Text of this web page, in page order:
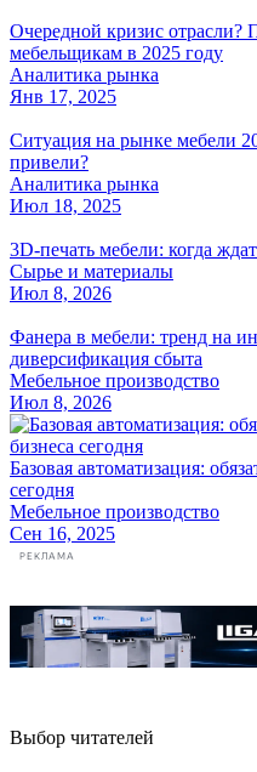
Очередной кризис отрасли?
мебельщикам в 2025 году
Аналитика рынка
Янв 17, 2025
Ситуация на рынке мебели
привели?
Аналитика рынка
Июл 18, 2025
3D-печать мебели: когда
Сырье и материалы
Июл 8, 2026
Фанера в мебели: тренд на
диверсификация сбыта
Мебельное производство
Июл 8, 2026
Базовая автоматизация:
сегодня
Мебельное производство
Сен 16, 2025
РЕКЛАМА
Выбор читателей